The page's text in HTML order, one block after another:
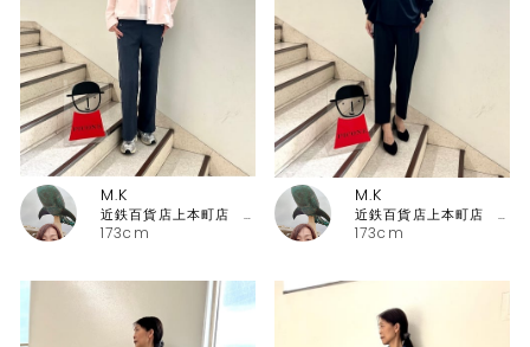
173cm
M.K
近鉄百貨店上本町店 ピッコーネ・ピッコーネクラブ
173cm
M.K
近鉄百貨店上本町店 ピッコーネ・ピッコーネクラブ